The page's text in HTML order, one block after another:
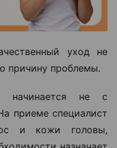
уход не
причину проблемы.
начинается не с
приеме специалист
и кожи головы,